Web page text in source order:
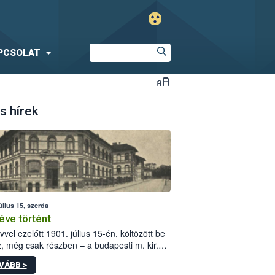
hírek
15, szerda
történt
ezelőtt 1901. július 15-én, költözött be
még csak részben – a budapesti m. kir.
állomás a Kis Rókus utca
alatti, Czigler Győző által tervezett új
>